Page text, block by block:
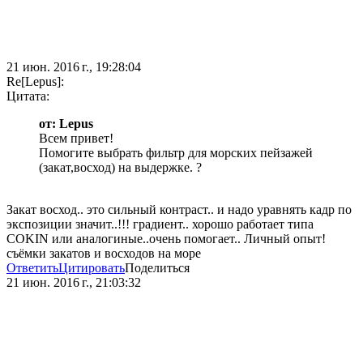
21 июн. 2016 г., 19:28:04
Re[Lepus]:
Цитата:
от: Lepus
Всем привет!
Помогите выбрать фильтр для морских пейзажей
(закат,восход) на выдержке. ?
Закат восход.. это сильный контраст.. и надо уравнять кадр по
экспозиции значит..!!! градиент.. хорошо работает типа
COKIN или аналогиные..очень помогает.. Личный опыт!
съёмки закатов и восходов на море
ОтветитьЦитироватьПоделиться
21 июн. 2016 г., 21:03:32